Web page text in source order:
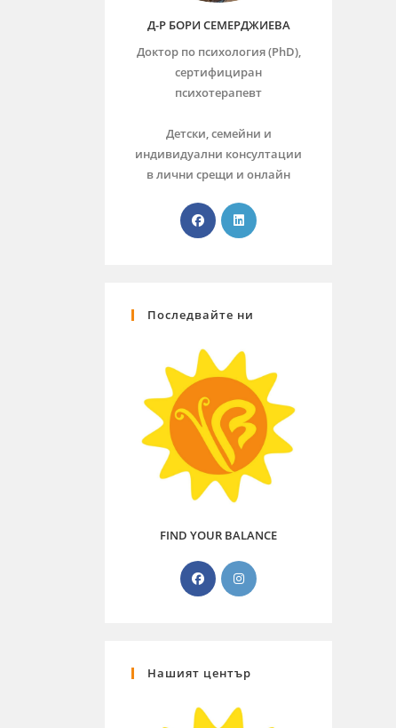
Д-Р БОРИ СЕМЕРДЖИЕВА
Доктор по психология (PhD),
сертифициран
психотерапевт
Детски, семейни и
индивидуални консултации
в лични срещи и онлайн
Последвайте ни
FIND YOUR BALANCE
Нашият център